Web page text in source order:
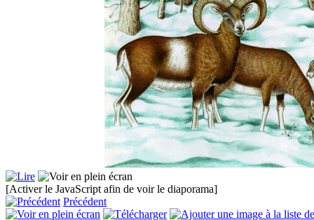
[Activer le JavaScript afin de voir le diaporama]
Précédent